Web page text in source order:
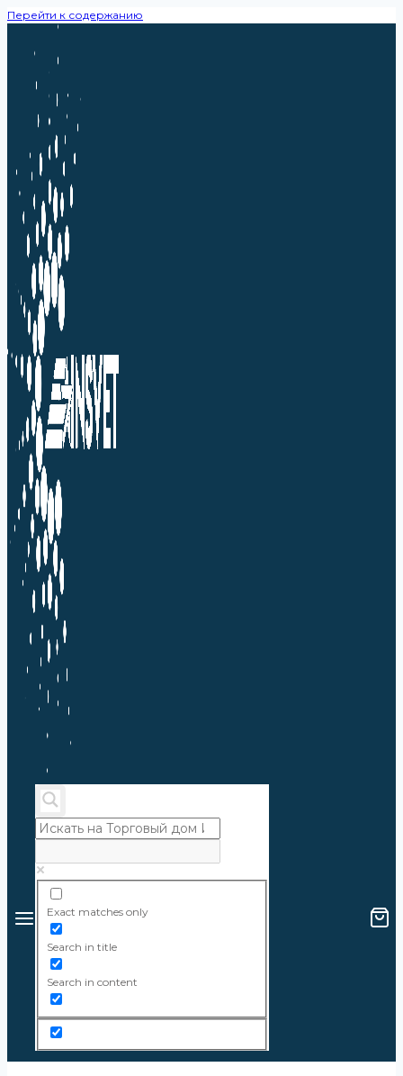
Перейти к содержанию
Exact matches only
Search in title
Search in content